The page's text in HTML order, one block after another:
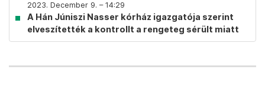
2023. December 9. – 14:29
A Hán Júniszi Nasser kórház igazgatója szerint
elveszítették a kontrollt a rengeteg sérült miatt